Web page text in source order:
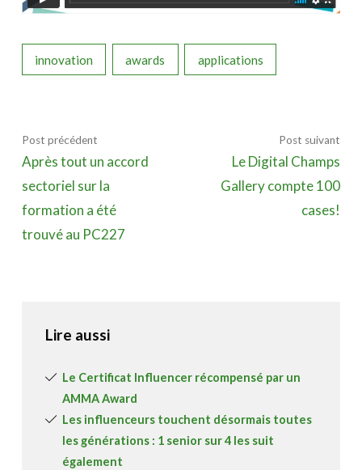
innovation awards applications
Post précédent
Après tout un accord
sectoriel sur la
formation a été
trouvé au PC227
Post suivant
Le Digital Champs
Gallery compte 100
cases!
Lire aussi
Le Certificat Influencer récompensé par un
AMMA Award
Les influenceurs touchent désormais toutes
les générations : 1 senior sur 4 les suit
également